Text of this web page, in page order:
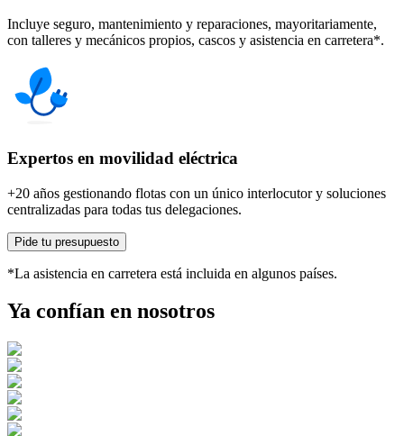
Incluye seguro, mantenimiento y reparaciones, mayoritariamente,
con talleres y mecánicos propios, cascos y asistencia en carretera*.
Expertos en movilidad eléctrica
+20 años gestionando flotas con un único interlocutor y soluciones
centralizadas para todas tus delegaciones.
Pide tu presupuesto
*La asistencia en carretera está incluida en algunos países.
Ya confían en nosotros